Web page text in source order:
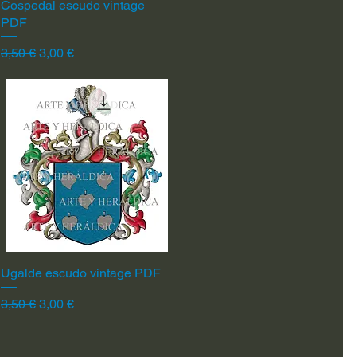
Vista rápida
Cospedal escudo vintage
PDF
Precio
3,50 € Precio de oferta
3,00 €
Vista rápida
Ugalde escudo vintage PDF
Precio
3,50 € Precio de oferta
3,00 €